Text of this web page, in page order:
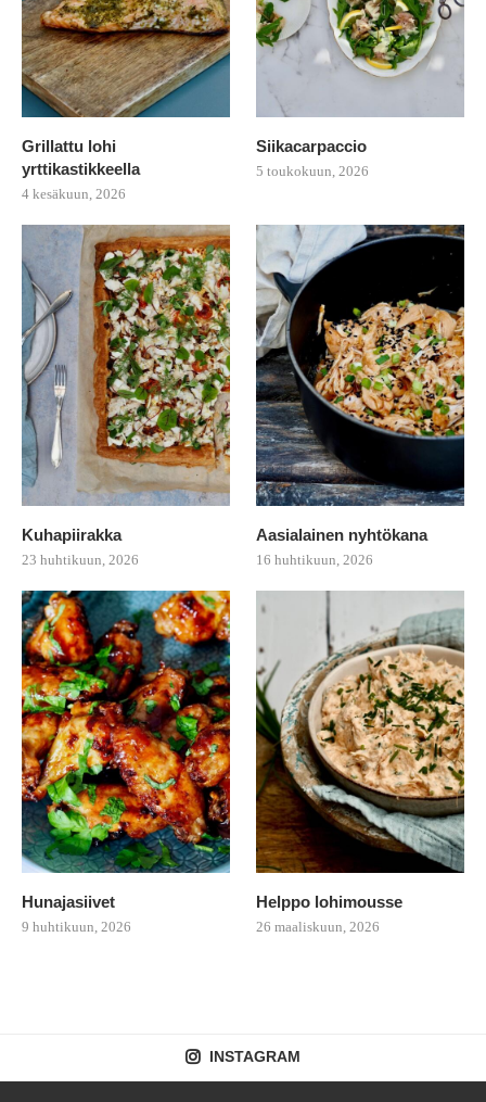
Grillattu lohi
yrttikastikkeella
4 kesäkuun, 2026
Siikacarpaccio
5 toukokuun, 2026
Kuhapiirakka
23 huhtikuun, 2026
Aasialainen nyhtökana
16 huhtikuun, 2026
Hunajasiivet
9 huhtikuun, 2026
Helppo lohimousse
26 maaliskuun, 2026
INSTAGRAM